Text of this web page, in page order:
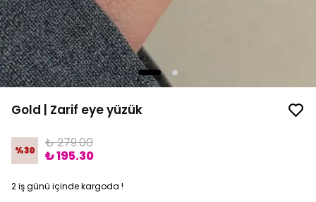
Gold | Zarif eye yüzük
%30
₺ 279.00
₺ 195.30
2 iş günü içinde kargoda !